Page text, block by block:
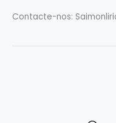
Contacte-nos: